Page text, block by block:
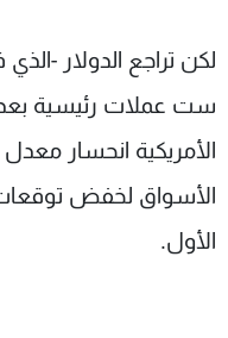
ست عملات رئيسية
الأمريكية انحسار
الأسواق لخفض
الأول.